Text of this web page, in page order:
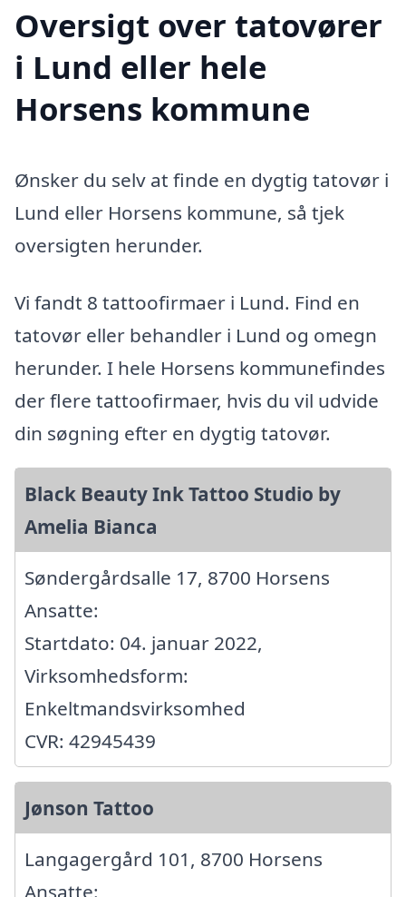
Oversigt over tatovører
i Lund eller hele
Horsens kommune
Ønsker du selv at finde en dygtig tatovør i
Lund eller Horsens kommune, så tjek
oversigten herunder.
Vi fandt 8 tattoofirmaer i Lund. Find en
tatovør eller behandler i Lund og omegn
herunder. I hele Horsens kommunefindes
der flere tattoofirmaer, hvis du vil udvide
din søgning efter en dygtig tatovør.
Black Beauty Ink Tattoo Studio by
Amelia Bianca
Søndergårdsalle 17, 8700 Horsens
Ansatte:
Startdato: 04. januar 2022,
Virksomhedsform:
Enkeltmandsvirksomhed
CVR: 42945439
Jønson Tattoo
Langagergård 101, 8700 Horsens